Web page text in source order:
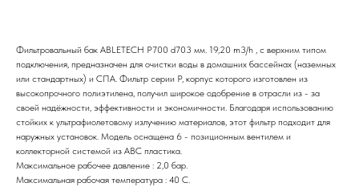
Фильтровальный бак ABLETECH Р700 d703 мм. 19,20 m3/h , с верхним типом
подключения, предназначен для очистки воды в домашних бассейнах (наземных
или стандартных) и СПА. Фильтр серии P, корпус которого изготовлен из
высокопрочного полиэтилена, получил широкое одобрение в отрасли из - за
своей надёжности, эффективности и экономичности. Благодаря использованию
стойких к ультрафиолетовому излучению материалов, этот фильтр подходит для
наружных установок. Модель оснащена 6 - позиционным вентилем и
коллекторной системой из ABC пластика.
Максимальное рабочее давление : 2,0 бар.
Максимальная рабочая температура : 40 C.